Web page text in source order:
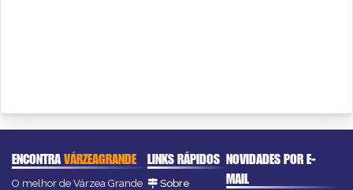
ENCONTRAVÁRZEAGRANDE
O melhor de Várzea Grande
LINKS RÁPIDOS
Sobre
NOVIDADES POR E-
MAIL